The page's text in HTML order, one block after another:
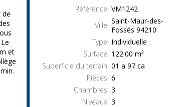
de
et
Référence VM1242
Ville Saint-Maur-des-
Fossés 94210
Type Individuelle
Surface 122.00 m²
Superficie du terrain 01 a 97 ca
Pièces 6
Chambres 3
Niveaux 3